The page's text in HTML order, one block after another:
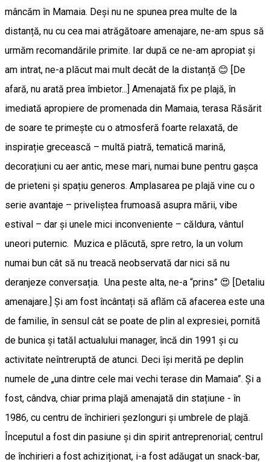
mâncăm în Mamaia. Deși nu ne spunea prea multe de la
distanță, nu cu cea mai atrăgătoare amenajare, ne-am spus să
urmăm recomandările primite. Iar după ce ne-am apropiat și
am intrat, ne-a plăcut mai mult decât de la distanță 😊 [De
afară, nu arată prea îmbietor...] Amenajată fix pe plajă, în
imediată apropiere de promenada din Mamaia, terasa Răsărit
de soare te primește cu o atmosferă foarte relaxată, de
inspirație grecească – multă piatră, tematică marină,
decorațiuni cu aer antic, mese mari, numai bune pentru gașca
de prieteni și spațiu generos. Amplasarea pe plajă vine cu o
serie avantaje – priveliștea frumoasă asupra mării, vibe
estival – dar și unele mici inconveniente – căldura, vântul
uneori puternic. Muzica e plăcută, spre retro, la un volum
numai bun cât să nu treacă neobservată dar nici să nu
deranjeze conversația. Una peste alta, ne-a “prins” 😍 [Detaliu
amenajare.] Și am fost încântați să aflăm că afacerea este una
de familie, în sensul cât se poate de plin al expresiei, pornită
de bunica și tatăl actualului manager, încă din 1991 și cu
activitate neîntreruptă de atunci. Deci își merită pe deplin
numele de „una dintre cele mai vechi terase din Mamaia”. Și a
fost, cândva, chiar prima plajă amenajată din stațiune - în
1986, cu centru de închirieri șezlonguri și umbrele de plajă.
Începutul a fost din pasiune și din spirit antreprenorial; centrul
de închirieri a fost achiziționat, i-a fost adăugat un snack-bar,